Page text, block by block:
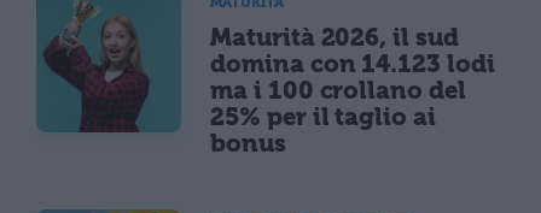
Maturità 2026, il sud
domina con 14.123 lodi
ma i 100 crollano del
25% per il taglio ai
bonus